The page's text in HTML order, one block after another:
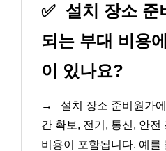
✅ 설치 장소 준
되는 부대 비용
이 있나요?
→
설치 장소 준비원가
간 확보, 전기, 통신, 안전
비용이 포함됩니다. 예를